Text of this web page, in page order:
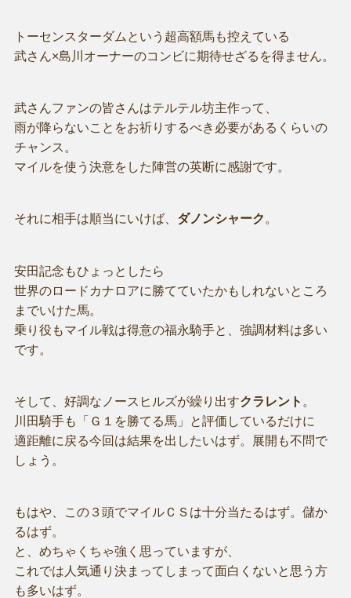
トーセンスターダムという超高額馬も控えている
武さん×島川オーナーのコンビに期待せざるを得ません。
武さんファンの皆さんはテルテル坊主作って、
雨が降らないことをお祈りするべき必要があるくらいの
チャンス。
マイルを使う決意をした陣営の英断に感謝です。
それに相手は順当にいけば、 ダノンシャーク 。
安田記念もひょっとしたら
世界のロードカナロアに勝てていたかもしれないところ
までいけた馬。
乗り役もマイル戦は得意の福永騎手と、強調材料は多い
です。
そして、好調なノースヒルズが繰り出すクラレント 。
川田騎手も「Ｇ１を勝てる馬」と評価しているだけに
適距離に戻る今回は結果を出したいはず。展開も不問で
しょう。
もはや、この３頭でマイルＣＳは十分当たるはず。儲か
るはず。
と、めちゃくちゃ強く思っていますが、
これでは人気通り決まってしまって面白くないと思う方
も多いはず。